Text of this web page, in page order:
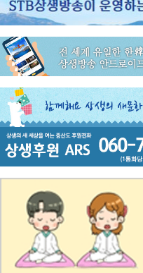
공지사항 ON AIR 서비스
공지사항
STB 4월2주
공지사항
STB 4월1주
공지사항
STB 3월4주